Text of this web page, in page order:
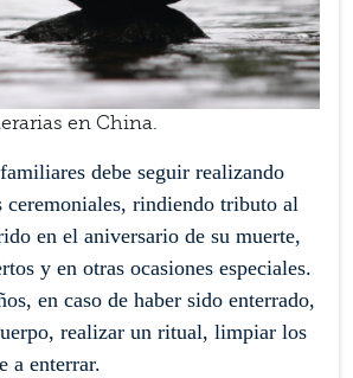
en China.
debe seguir realizando
ceremoniales, rindiendo tributo al
en el aniversario de su muerte,
y en otras ocasiones especiales.
en caso de haber sido enterrado,
realizar un ritual, limpiar los
a enterrar.